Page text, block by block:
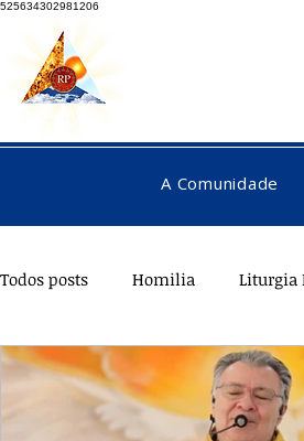
525634302981206
A Comunidade
Todos posts Homilia Liturgia
Testemunhos Pentecostes